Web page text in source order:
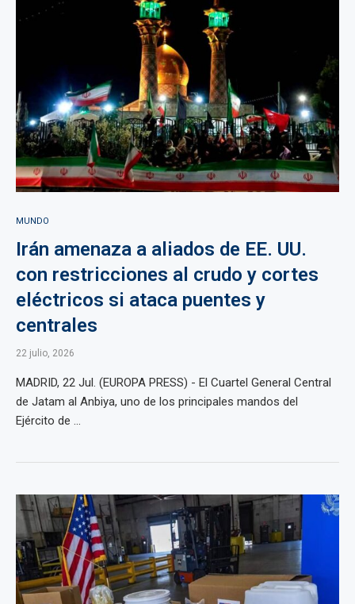
MUNDO
Irán amenaza a aliados de EE. UU.
con restricciones al crudo y cortes
eléctricos si ataca puentes y
centrales
22 julio, 2026
MADRID, 22 Jul. (EUROPA PRESS) - El Cuartel General Central
de Jatam al Anbiya, uno de los principales mandos del
Ejército de ...